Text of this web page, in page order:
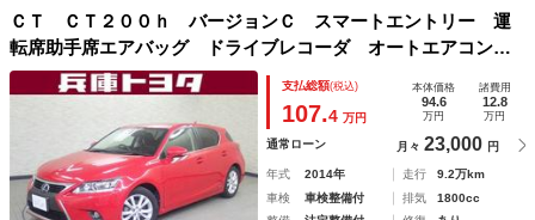
ＣＴ ＣＴ２００ｈ バージョンＣ スマートエントリー 運
転席助手席エアバッグ ドライブレコーダ オートエアコン
オートクルーズ Ｐシート ＤＶＤ再生可能 キーフリー Ｔ
Ｖナビ パワーステアリング パワーウインドウ フルセグテ
支払総額(税込)
107.4 万円
本体価格
94.6
万円
諸費用
12.8
万円
通常ローン 月々 23,000 円
年式 2014年 走行
9.2万km
車検
車検整備付 排気
1800cc